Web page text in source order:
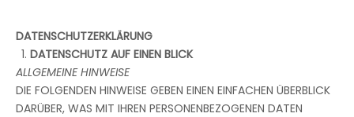
DATENSCHUTZERKLÄRUNG
DATENSCHUTZ AUF EINEN BLICK
ALLGEMEINE HINWEISE
DIE FOLGENDEN HINWEISE GEBEN EINEN EINFACHEN ÜBERBLICK
DARÜBER, WAS MIT IHREN PERSONENBEZOGENEN DATEN